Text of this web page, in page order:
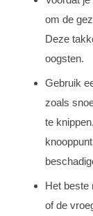
om de
Deze
oogsten.
Gebruik
zoals
te
Het beste
of de